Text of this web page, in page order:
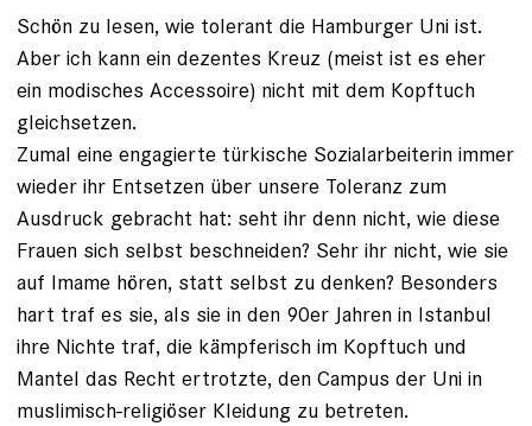
Schön zu lesen, wie tolerant die Hamburger Uni ist.
Aber ich kann ein dezentes Kreuz (meist ist es eher
ein modisches Accessoire) nicht mit dem Kopftuch
gleichsetzen.
Zumal eine engagierte türkische Sozialarbeiterin immer
wieder ihr Entsetzen über unsere Toleranz zum
Ausdruck gebracht hat: seht ihr denn nicht, wie diese
Frauen sich selbst beschneiden? Sehr ihr nicht, wie sie
auf Imame hören, statt selbst zu denken? Besonders
hart traf es sie, als sie in den 90er Jahren in Istanbul
ihre Nichte traf, die kämpferisch im Kopftuch und
Mantel das Recht ertrotzte, den Campus der Uni in
muslimisch-religiöser Kleidung zu betreten.